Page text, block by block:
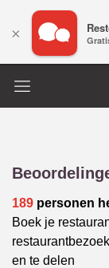
189 personen
Boek je
en te delen
×